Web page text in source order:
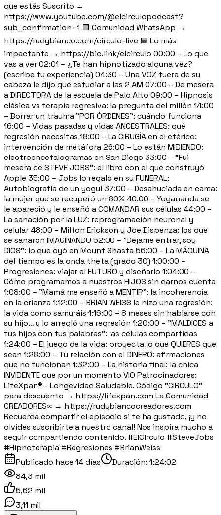
que estás Suscrito →
https://www.youtube.com/@elcirculopodcast?
sub_confirmation=1 🟪 Comunidad WhatsApp →
https://rudybianco.com/circulo-live 🟪 Lo más
impactante → https://bio.link/elcirculo 00:00 – Lo que
vas a ver 02:01 – ¿Te han hipnotizado alguna vez?
(escribe tu experiencia) 04:30 – Una VOZ fuera de su
cabeza le dijo qué estudiar a las 2 AM 07:00 – De mesera
a DIRECTORA de la escuela de Palo Alto 09:00 – Hipnosis
clásica vs terapia regresiva: la pregunta del millón 14:00
– Borrar un trauma "POR ÓRDENES": cuándo funciona
16:00 – Vidas pasadas y vidas ANCESTRALES: qué
regresión necesitas 18:00 – La CIRUGÍA en el etérico:
intervención de metáfora 26:00 – Lo están MIDIENDO:
electroencefalogramas en San Diego 33:00 – "Fui
mesera de STEVE JOBS": el libro con el que construyó
Apple 35:00 – Jobs lo regaló en su FUNERAL:
Autobiografía de un yogui 37:00 – Desahuciada en cama:
la mujer que se recuperó un 80% 40:00 – Yogananda se
le apareció y le enseñó a COMANDAR sus células 44:00 –
La sanación por la LUZ: reprogramación neuronal y
celular 48:00 – Milton Erickson y Joe Dispenza: los que
se sanaron IMAGINANDO 52:00 – "Déjame entrar, soy
DIOS": lo que oyó en Mount Shasta 56:00 – La MÁQUINA
del tiempo es la onda theta (grado 30) 1:00:00 –
Progresiones: viajar al FUTURO y diseñarlo 1:04:00 –
Cómo programamos a nuestros HIJOS sin darnos cuenta
1:08:00 – "Mamá me enseñó a MENTIR": la incoherencia
en la crianza 1:12:00 – BRIAN WEISS le hizo una regresión:
la vida como samuráis 1:16:00 – 8 meses sin hablarse con
su hijo… y lo arregló una regresión 1:20:00 – "MALDICES a
tus hijos con tus palabras": las células compartidas
1:24:00 – El juego de la vida: proyecta lo que QUIERES que
sean 1:28:00 – Tu relación con el DINERO: afirmaciones
que no funcionan 1:32:00 – La historia final: la chica
INVIDENTE que por un momento VIO Patrocinadores:
LifeXpan® - Longevidad Saludable. Código "CIRCULO"
para descuento → https://lifexpan.com La Comunidad
CREADORES∞ → https://rudybiancocreadores.com
Recuerda compartir el episodio si te ha gustado, ¡y no
olvides suscribirte a nuestro canal! Nos inspira mucho a
seguir compartiendo contenido. #ElCírculo #SteveJobs
#Hipnoterapia #Regresiones #BrianWeiss
Publicado hace 14 días Duración: 1:24:02
84,3 mil
5,62 mil
3,11 mil